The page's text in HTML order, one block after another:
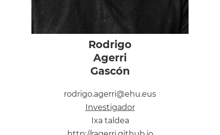
Rodrigo
Agerri
Gascón
rodrigo.agerri@ehu.eus
Investigador
Ixa taldea